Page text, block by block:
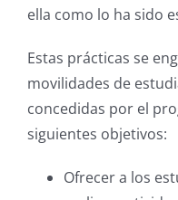
ella como lo ha sido
Estas prácticas se
movilidades de
concedidas por el
siguientes objetivos:
Ofrecer a los